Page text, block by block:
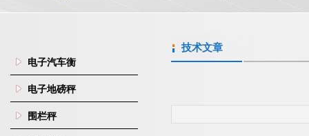
电子汽车衡
电子地磅秤
围栏秤
技术文章